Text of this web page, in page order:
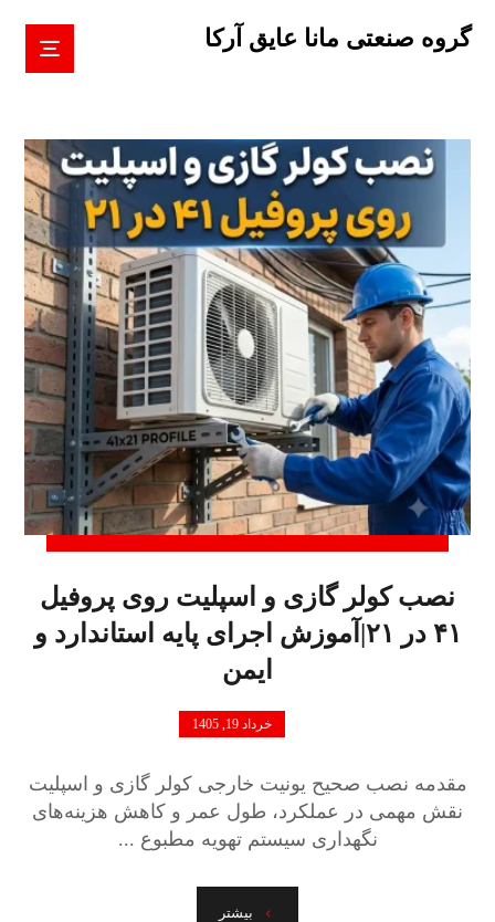
گروه صنعتی مانا عایق آرکا
نصب کولر گازی و اسپلیت روی پروفیل
۴۱ در ۲۱|آموزش اجرای پایه استاندارد و
ایمن
خرداد 19, 1405
مقدمه نصب صحیح یونیت خارجی کولر گازی و اسپلیت
نقش مهمی در عملکرد، طول عمر و کاهش هزینه‌های
نگهداری سیستم تهویه مطبوع ...
بیشتر